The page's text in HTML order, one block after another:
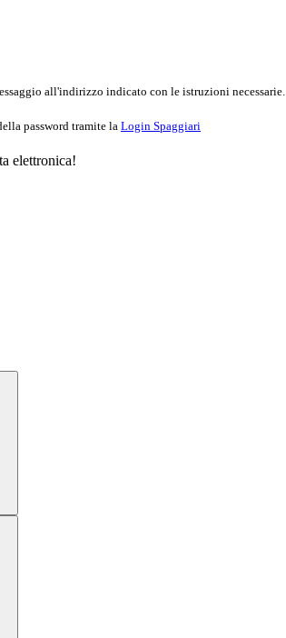
all'indirizzo indicato con le istruzioni necessarie.
password tramite la Login Spaggiari
elettronica!